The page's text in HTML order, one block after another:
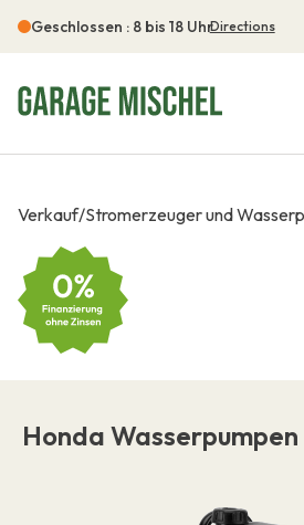
Geschlossen : 8 bis 18 UhrDirections
Verkauf/Stromerzeuger und
Honda Wasserpumpen